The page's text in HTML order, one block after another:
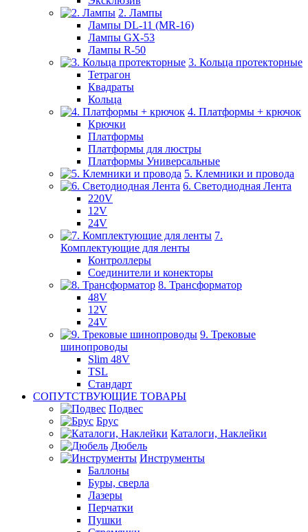
2. Лампы
Лампы DL-11 (MR-16)
Лампы GX-53
Лампы R-50
3. Кольца протекторные
Тетрагон
Квадраты
Кольца
4. Платформы + крючок
Крючки
Платформы
Платформы для люстры
Платформы Универсальные
5. Клемники и провода
6. Светодиодная Лента
220V
12V
24V
7.
Комплектующие для ленты
Контроллеры
Соединители и конекторы
8. Трансформатор
48V
12V
24V
9. Трековые
шинопроводы
Slim 48V
TSL
Стандарт
СОПУТСТВУЮЩИЕ ТОВАРЫ
Подвес
Брус
Каталоги, Наклейки
Дюбель
Инструменты
Баллоны
Буры, сверла
Лазеры
Перчатки
Пушки